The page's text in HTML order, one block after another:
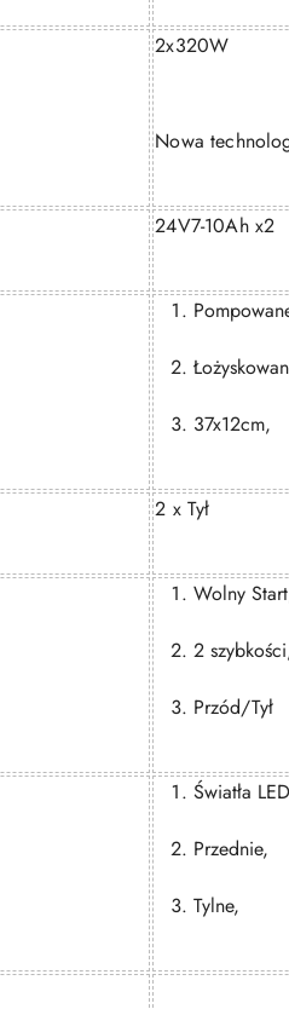
2x320W
Nowa
24V7-10Ah x2
37x12cm,
2 x Tył
Wolny
2
Przód/Tył
Światła
Przednie,
Tylne,